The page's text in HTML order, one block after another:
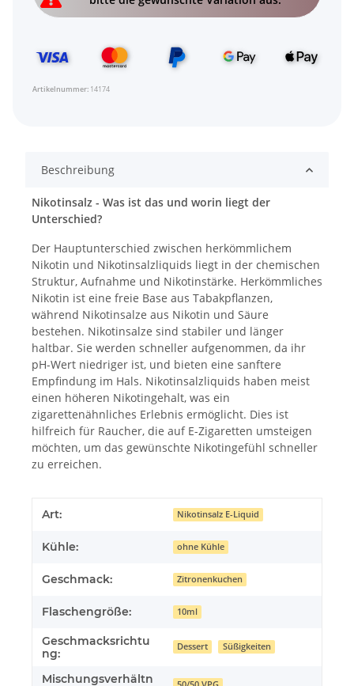
Artikelnummer: 14174
Beschreibung
Nikotinsalz - Was ist das und worin liegt der
Unterschied?
Der Hauptunterschied zwischen herkömmlichem
Nikotin und Nikotinsalzliquids liegt in der chemischen
Struktur, Aufnahme und Nikotinstärke. Herkömmliches
Nikotin ist eine freie Base aus Tabakpflanzen,
während Nikotinsalze aus Nikotin und Säure
bestehen. Nikotinsalze sind stabiler und länger
haltbar. Sie werden schneller aufgenommen, da ihr
pH-Wert niedriger ist, und bieten eine sanftere
Empfindung im Hals. Nikotinsalzliquids haben meist
einen höheren Nikotingehalt, was ein
zigarettenähnliches Erlebnis ermöglicht. Dies ist
hilfreich für Raucher, die auf E-Zigaretten umsteigen
möchten, um das gewünschte Nikotingefühl schneller
zu erreichen.
Art: Nikotinsalz E-Liquid
Kühle: ohne Kühle
Geschmack: Zitronenkuchen
Flaschengröße: 10ml
Geschmacksrichtu
ng:
Dessert Süßigkeiten
Mischungsverhältn